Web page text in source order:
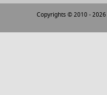
Copyrights © 2010 - 2026